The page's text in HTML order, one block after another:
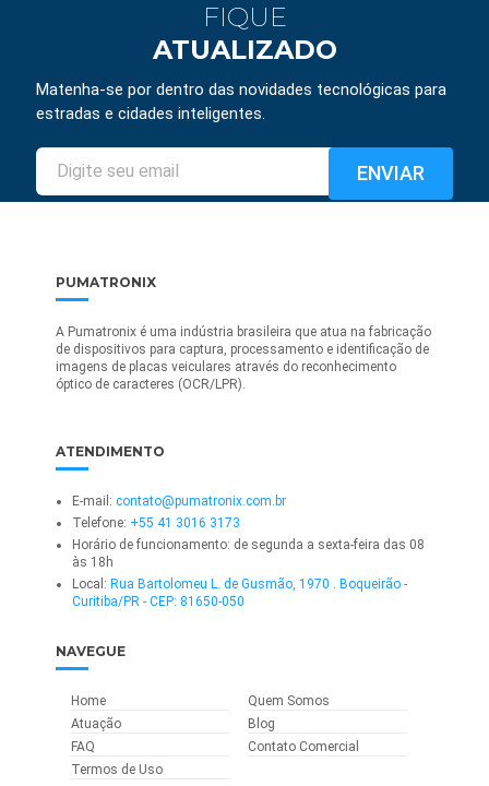
FIQUE
ATUALIZADO
Matenha-se por dentro das novidades tecnológicas para
estradas e cidades inteligentes.
PUMATRONIX
A Pumatronix é uma indústria brasileira que atua na fabricação
de dispositivos para captura, processamento e identificação de
imagens de placas veiculares através do reconhecimento
óptico de caracteres (OCR/LPR).
ATENDIMENTO
E-mail: contato@pumatronix.com.br
Telefone: +55 41 3016 3173
Horário de funcionamento: de segunda a sexta-feira das 08
às 18h
Local: Rua Bartolomeu L. de Gusmão, 1970 . Boqueirão -
Curitiba/PR - CEP: 81650-050
NAVEGUE
Home
Quem Somos
Atuação
Blog
FAQ
Contato Comercial
Termos de Uso